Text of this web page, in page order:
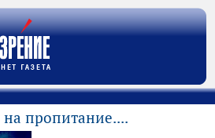
пропитание....